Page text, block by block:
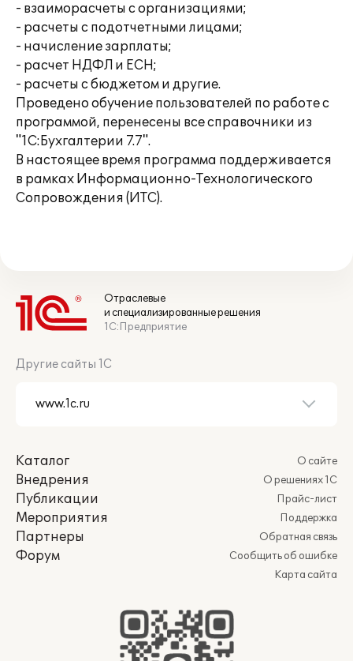
- взаиморасчеты с организациями;
- расчеты с подотчетными лицами;
- начисление зарплаты;
- расчет НДФЛ и ЕСН;
- расчеты с бюджетом и другие.
Проведено обучение пользователей по работе с
программой, перенесены все справочники из
"1С:Бухгалтерии 7.7".
В настоящее время программа поддерживается
в рамках Информационно-Технологического
Сопровождения (ИТС).
Отраслевые
и специализированные решения
1С:Предприятие
Другие сайты 1С
Каталог
Внедрения
Публикации
Мероприятия
Партнеры
Форум
О сайте
О решениях 1С
Прайс-лист
Поддержка
Обратная связь
Сообщить об ошибке
Карта сайта